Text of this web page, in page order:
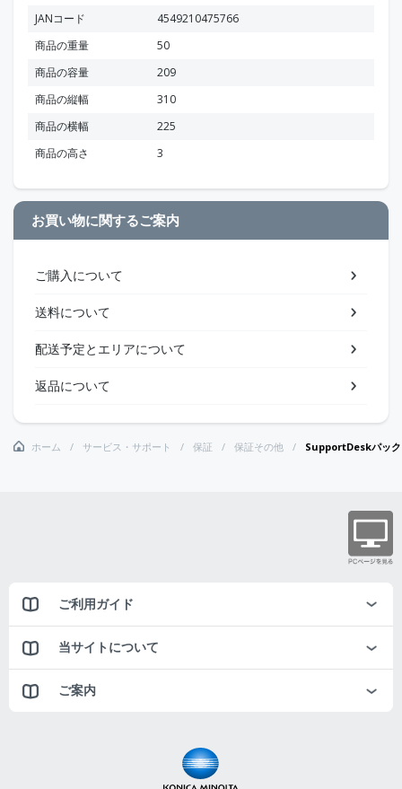
JANコード
4549210475766
商品の重量
50
商品の容量
209
商品の縦幅
310
商品の横幅
225
商品の高さ
3
お買い物に関するご案内
ご購入について
送料について
配送予定とエリアについて
返品について
ホーム サービス・サポート 保証 保証その他 SupportDeskパック
ご利用ガイド
当サイトについて
ご案内